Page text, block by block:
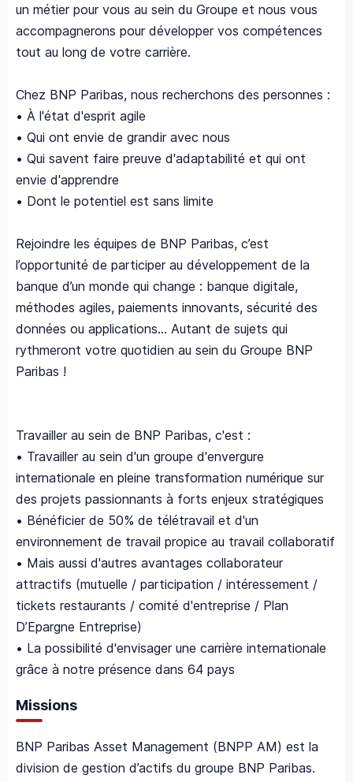
un métier pour vous au sein du Groupe et nous vous
accompagnerons pour développer vos compétences
tout au long de votre carrière.
Chez BNP Paribas, nous recherchons des personnes :
• À l'état d'esprit agile
• Qui ont envie de grandir avec nous
• Qui savent faire preuve d'adaptabilité et qui ont
envie d'apprendre
• Dont le potentiel est sans limite
Rejoindre les équipes de BNP Paribas, c’est
l’opportunité de participer au développement de la
banque d’un monde qui change : banque digitale,
méthodes agiles, paiements innovants, sécurité des
données ou applications... Autant de sujets qui
rythmeront votre quotidien au sein du Groupe BNP
Paribas !
Travailler au sein de BNP Paribas, c'est :
• Travailler au sein d'un groupe d'envergure
internationale en pleine transformation numérique sur
des projets passionnants à forts enjeux stratégiques
• Bénéficier de 50% de télétravail et d'un
environnement de travail propice au travail collaboratif
• Mais aussi d'autres avantages collaborateur
attractifs (mutuelle / participation / intéressement /
tickets restaurants / comité d'entreprise / Plan
D’Epargne Entreprise)
• La possibilité d'envisager une carrière internationale
grâce à notre présence dans 64 pays
Missions
BNP Paribas Asset Management (BNPP AM) est la
division de gestion d’actifs du groupe BNP Paribas.